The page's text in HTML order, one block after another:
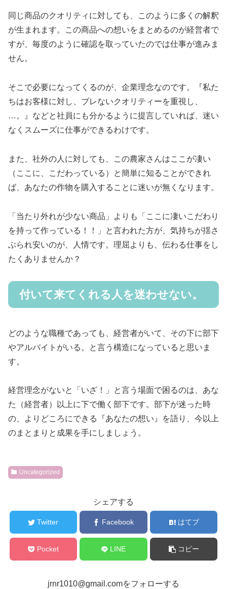
同じ商品のクオリティに対しても、このように多くの解釈
が生まれます。この商品への想いをまとめるのが経営者で
すが、毎度のように確認を取っていたのでは仕事が進みま
せん。
そこで必要になってくるのが、企業理念なのです。『私た
ちはお客様に対し、ブレないクオリティーを重視し、
…。』などと社員にも分かるように提言していれば、迷い
なくスムーズに仕事ができるわけです。
また、社外の人に対しても、この農家さんはここが凄い
（ここに、こだわっている）と簡単に知ることができれ
ば、あなたの作物を購入することに迷いが無くなります。
「当たり外れが少ない商品」よりも「ここに凄いこだわり
を持って作っている！！」と言われた方が、気持ちが揺さ
ぶられ安いのが、人情です。理屈よりも、伝わる仕事をし
たくありませんか？
付いて来てくれる人を迷わせない。
どのような職種であっても、経営者がいて、その下に部下
やアルバイトがいる。と言う構造になっていると思いま
す。
経営理念がないと「いざ！」と言う場面で困るのは、あな
た（経営者）以上に下で働く部下です。部下が迷った時
の、よりどころにできる『あなたの想い』を語り、今以上
のまとまりと成果を手にしましょう。
Uncategorized
シェアする
Twitter Facebook はてブ
Pocket LINE コピー
jrnr1010@gmail.comをフォローする